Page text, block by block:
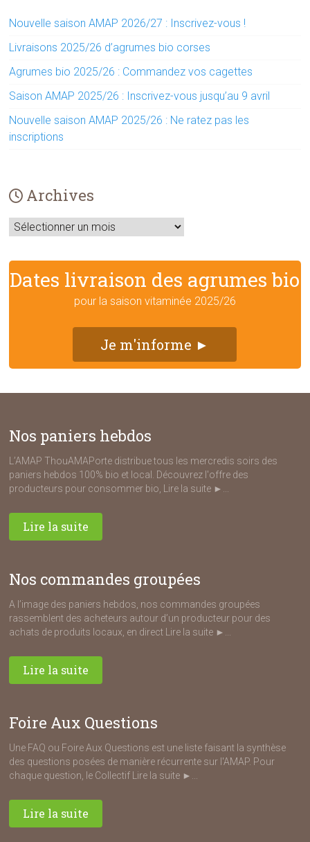
Nouvelle saison AMAP 2026/27 : Inscrivez-vous !
Livraisons 2025/26 d’agrumes bio corses
Agrumes bio 2025/26 : Commandez vos cagettes
Saison AMAP 2025/26 : Inscrivez-vous jusqu’au 9 avril
Nouvelle saison AMAP 2025/26 : Ne ratez pas les
inscriptions
Archives
Archives
Dates livraison des agrumes bio
pour la saison vitaminée 2025/26
Je m'informe ►
Nos paniers hebdos
L’AMAP ThouAMAPorte distribue tous les mercredis soirs des
paniers hebdos 100% bio et local. Découvrez l'offre des
producteurs pour consommer bio, Lire la suite ►...
Lire la suite
Nos commandes groupées
A l’image des paniers hebdos, nos commandes groupées
rassemblent des acheteurs autour d’un producteur pour des
achats de produits locaux, en direct Lire la suite ►...
Lire la suite
Foire Aux Questions
Une FAQ ou Foire Aux Questions est une liste faisant la synthèse
des questions posées de manière récurrente sur l'AMAP. Pour
chaque question, le Collectif Lire la suite ►...
Lire la suite